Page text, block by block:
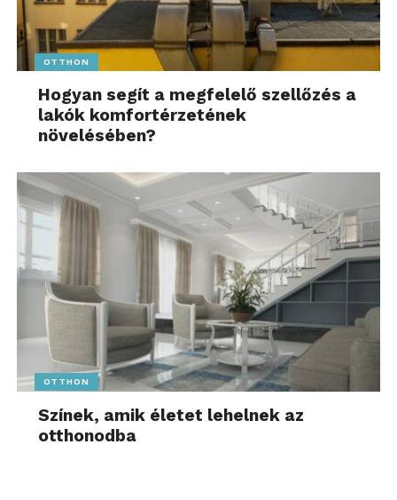
OTTHON
Hogyan segít a megfelelő szellőzés a
lakók komfortérzetének
növelésében?
OTTHON
Színek, amik életet lehelnek az
otthonodba